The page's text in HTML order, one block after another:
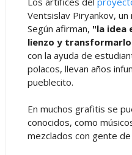
Ventsislav Piryankov,
Según afirman, "la idea
lienzo y
con la ayuda de
polacos, llevan años
pueblecito.
En muchos grafitis se
conocidos, como
mezclados con gente de